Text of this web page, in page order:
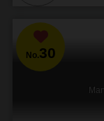
No.30